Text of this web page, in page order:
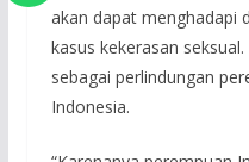
akan dapat menghadapi
kasus kekerasan
sebagai perlindungan
Indonesia.